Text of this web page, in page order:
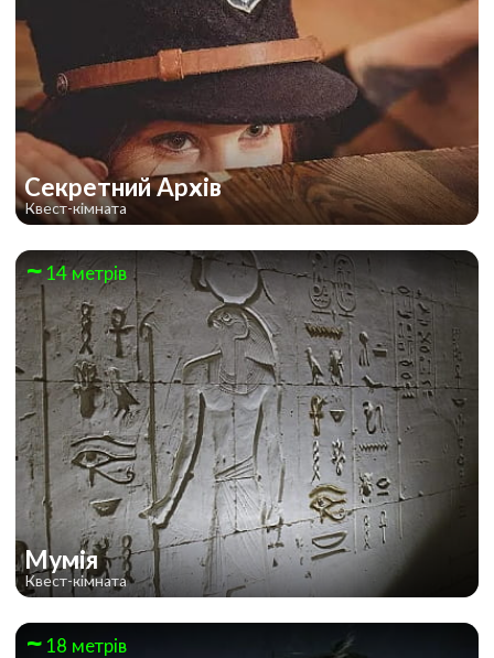
Секретний Архів
Квест-кімната
14 метрів
Мумія
Квест-кімната
18 метрів